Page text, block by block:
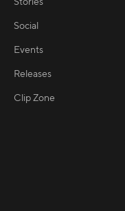
Social
Events
Releases
Clip Zone